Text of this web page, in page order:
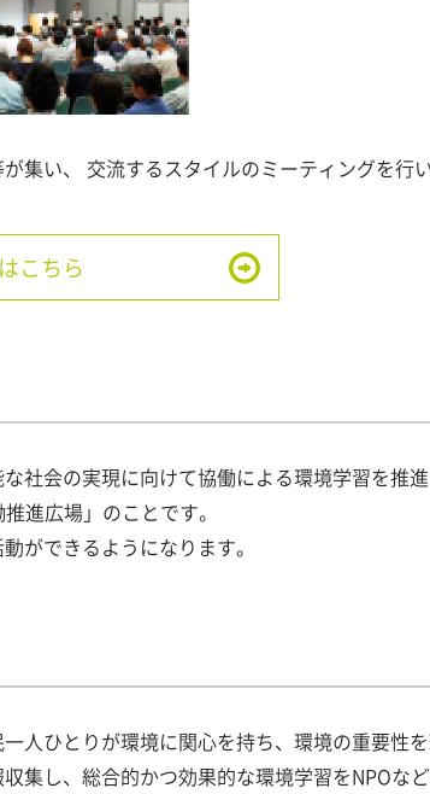
集い、 交流するスタイルのミーティングを行い
こちら
社会の実現に向けて協働による環境学習を推
進広場」のことです。
ができるようになります。
人ひとりが環境に関心を持ち、環境の重要性
集し、総合的かつ効果的な環境学習をNPOな